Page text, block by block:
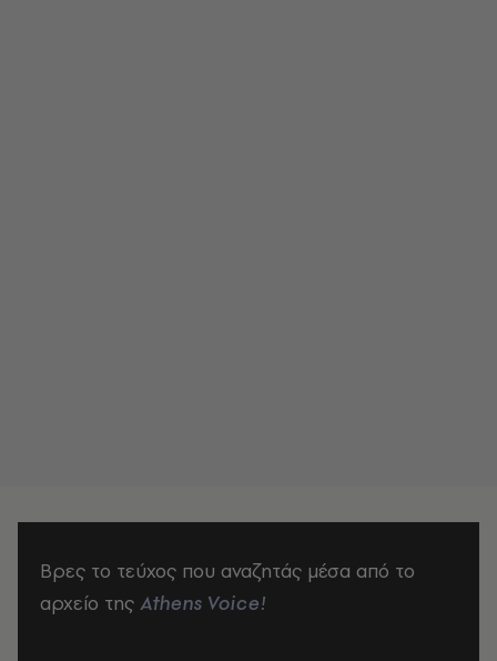
Βρες το τεύχος που αναζητάς μέσα από το
αρχείο της Athens Voice!